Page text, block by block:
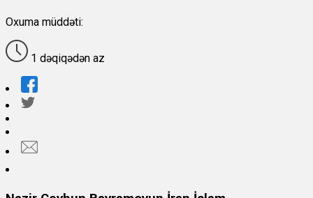
Oxuma müddəti:
1 dəqiqədən az